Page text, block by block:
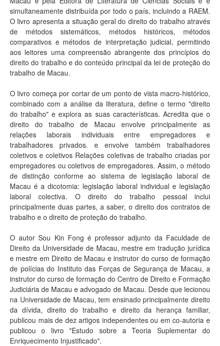
simultaneamente distribuída por todo o país, incluindo a RAEM.
O livro apresenta a situação geral do direito do trabalho através
de métodos sistemáticos, métodos históricos, métodos
comparativos e métodos de interpretação judicial, permitindo
aos leitores uma compreensão abrangente dos princípios do
direito do trabalho e do conteúdo principal da lei de proteção do
trabalho de Macau.
O livro começa por cortar de um ponto de vista macro-histórico,
combinado com a análise da literatura, define o termo "direito
do trabalho" e explora as suas características. Acredita que o
direito do trabalho de Macau envolve principalmente as
relações laborais individuais entre empregadores e
trabalhadores privados. e envolve também trabalhadores
coletivos e coletivos Relações coletivas de trabalho criadas por
empregadores ou coletivos de empregadores. Assim, o método
de distinção conforme ao sistema de legislação laboral de
Macau é a dicotomia: legislação laboral individual e legislação
laboral colectiva. O direito do trabalho pessoal inclui
principalmente duas partes, a saber, o direito dos contratos de
trabalho e o direito de proteção do trabalho.
O autor Sou Kin Fong é professor adjunto da Faculdade de
Direito da Universidade de Macau, mestre em tradução jurídica
e mestre em Direito de Macau e instrutor do curso de formação
de polícias do Instituto das Forças de Segurança de Macau, a
instrutor do curso de formação do Centro de Direito e Formação
Judiciária de Macau e advogado de Macau. Desde que lecionou
na Universidade de Macau, tem ensinado principalmente direito
da dívida, direito do trabalho e direito da herança familiar,
publicou mais de dez artigos independentes ou em co-autoria e
publicou o livro "Estudo sobre a Teoria Suplementar do
Enriquecimento Injustificado".